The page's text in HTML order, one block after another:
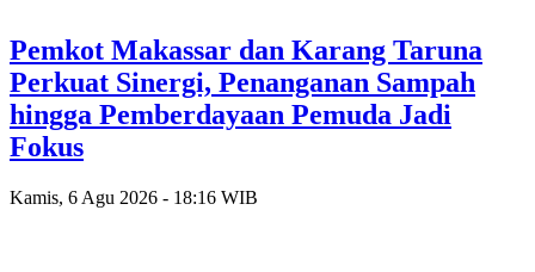
Pemkot Makassar dan Karang Taruna
Perkuat Sinergi, Penanganan Sampah
hingga Pemberdayaan Pemuda Jadi
Fokus
Kamis, 6 Agu 2026 - 18:16 WIB